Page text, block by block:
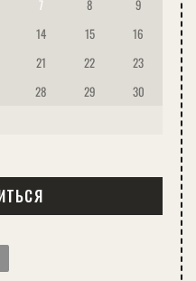
7 8
9
14 15
16
21 22
23
28 29
30